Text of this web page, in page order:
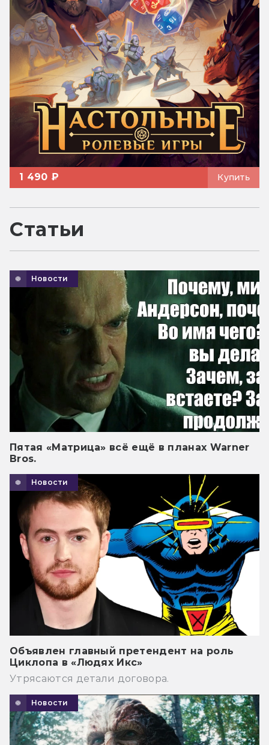
1 490 ₽ Купить
Статьи
Новости
Пятая «Матрица» всё ещё в планах Warner
Bros.
Новости
Объявлен главный претендент на роль
Циклопа в «Людях Икс»
Утрясаются детали договора.
Новости